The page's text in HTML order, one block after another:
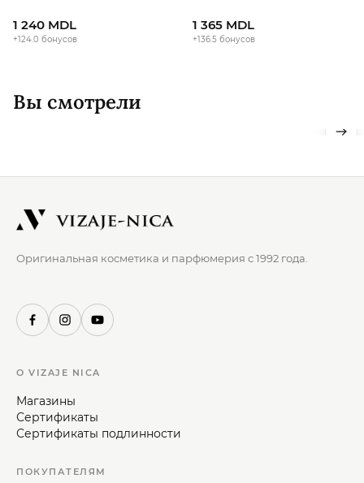
1 240 MDL
+124.0 бонусов
1 365 MDL
+136.5 бонусов
Вы смотрели
Оригинальная косметика и парфюмерия с 1992 года.
О VIZAJE NICA
Магазины
Сертификаты
Сертификаты подлинности
ПОКУПАТЕЛЯМ